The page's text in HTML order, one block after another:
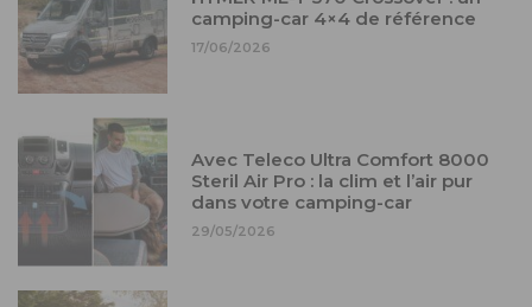
camping-car 4×4 de référence
17/06/2026
Avec Teleco Ultra Comfort 8000
Steril Air Pro : la clim et l’air pur
dans votre camping-car
29/05/2026